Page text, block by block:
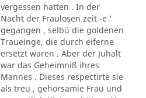
vergessen hatten . In der
Nacht der Fraulosen zeit -e '
gegangen , selbü die goldenen
Traueinge, die durch eiferne
ersetzt waren . Aber der Juhalt
war das Geheimniß ihres
Mannes . Dieses respectirte sie
als treu , gehorsamie Frau und